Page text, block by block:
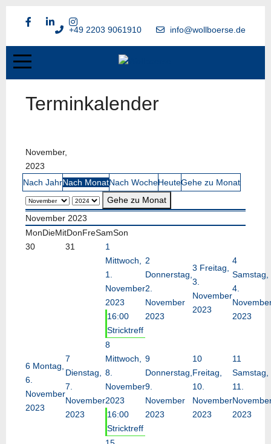
+49 2203 9061910 info@wollboerse.de
Terminkalender
November,
2023
Nach JahrNach MonatNach WocheHeuteGehe zu Monat
Gehe zu Monat
November 2023
MonDieMitDonFreSamSon
30
31
1
Mittwoch,
1.
November
2023
16:00
Stricktreff
2
Donnerstag,
2.
November
2023
3 Freitag,
3.
November
2023
4
Samstag,
4.
2023
6 Montag,
6.
November
2023
7
Dienstag,
7.
November
2023
8
Mittwoch,
8.
November
2023
16:00
Stricktreff
9
Donnerstag,
9.
November
2023
10
Freitag,
10.
November
2023
11
Samstag,
11.
2023